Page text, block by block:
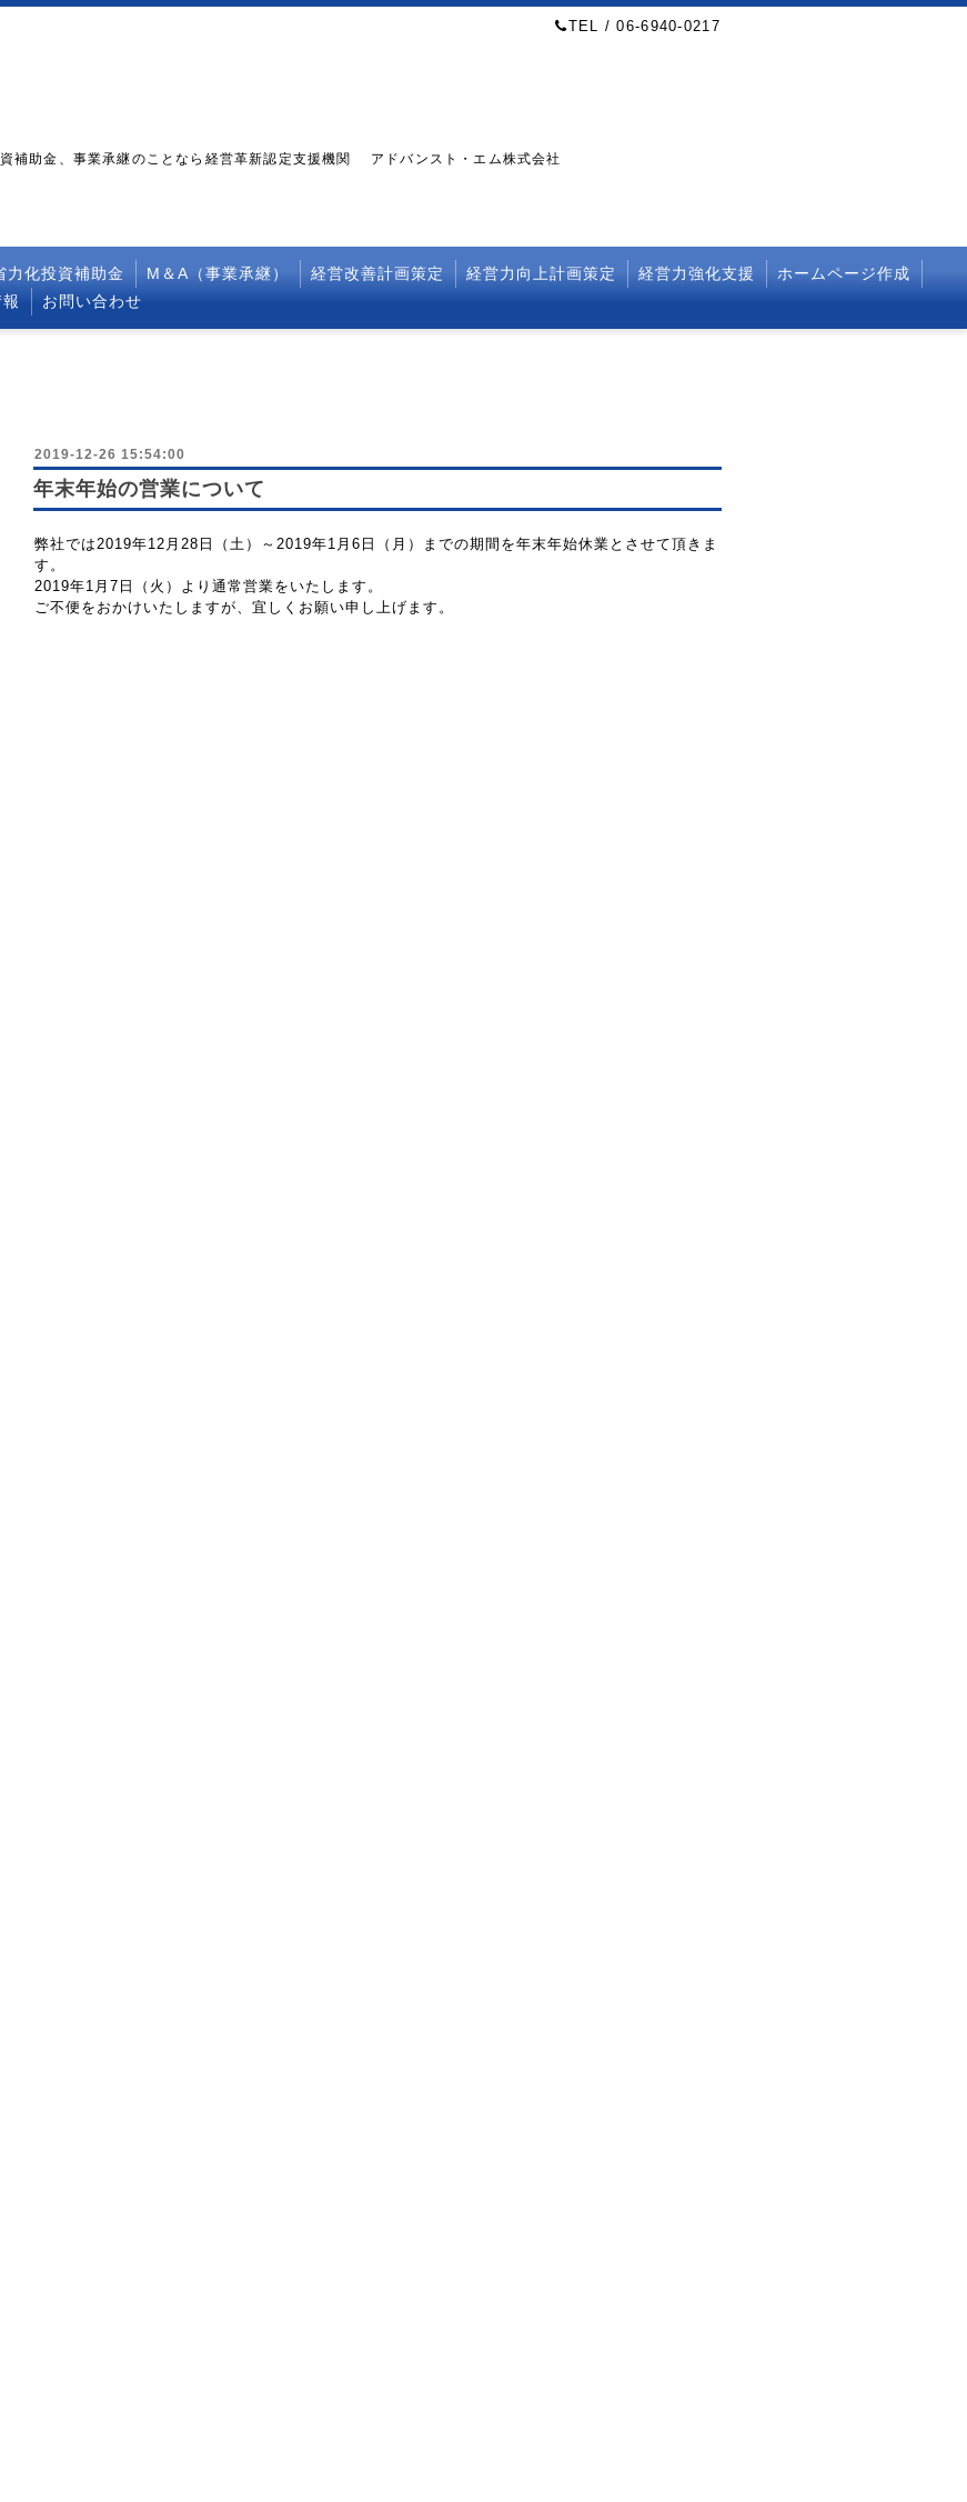
TEL / 06-6940-0217
補助金、事業承継のことなら経営革新認定支援機関 アドバンスト・エム株式会社
力化投資補助金 M＆A（事業承継） 経営改善計画策定 経営力向上計画策定 経営力強化支援
ホームページ作成
お問い合わせ
2019-12-26 15:54:00
年末年始の営業について
弊社では2019年12月28日（土）～2019年1月6日（月）までの期間を年末年始休業とさせて頂きま
す。
2019年1月7日（火）より通常営業をいたします。
ご不便をおかけいたしますが、宜しくお願い申し上げます。